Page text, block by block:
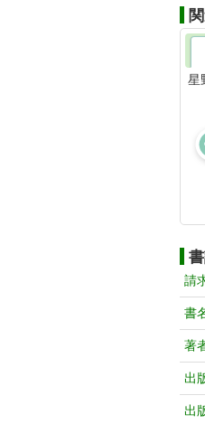
星
請
書
著
出
出